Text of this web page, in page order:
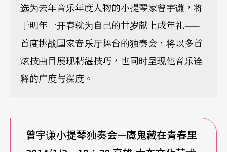
选为去年音乐年度人物的小提琴家曾宇谦，将
于明年一开春就为自己的廿岁献上成年礼——
首度挑战国家音乐厅舞台的独奏会，将以多首
炫技曲目展现精湛技巧，也同时呈现他音乐诠
释的广度与深度。
曾宇谦小提琴独奏会—魔鬼藏在青春里